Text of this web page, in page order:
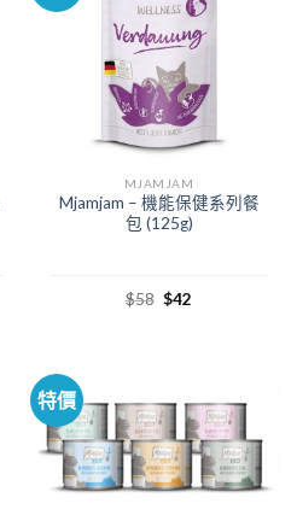
MJAMJAM
Mjamjam – 機能保健系列餐
包 (125g)
$58 $42
特價